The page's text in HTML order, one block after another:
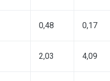
0,48 0,17
2,03 4,09